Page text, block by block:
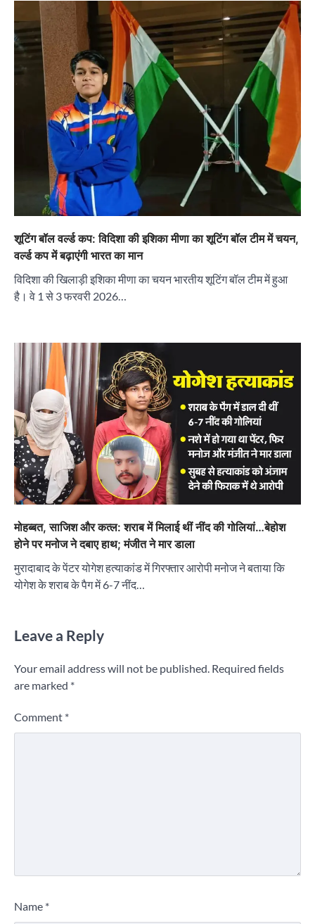
शूटिंग बॉल वर्ल्ड कप: विदिशा की इशिका मीणा का शूटिंग बॉल टीम में चयन,
वर्ल्ड कप में बढ़ाएंगी भारत का मान
विदिशा की खिलाड़ी इशिका मीणा का चयन भारतीय शूटिंग बॉल टीम में हुआ
है। वे 1 से 3 फरवरी 2026…
मोहब्बत, साजिश और कत्ल: शराब में मिलाई थीं नींद की गोलियां…बेहोश
होने पर मनोज ने दबाए हाथ; मंजीत ने मार डाला
मुरादाबाद के पेंटर योगेश हत्याकांड में गिरफ्तार आरोपी मनोज ने बताया कि
योगेश के शराब के पैग में 6-7 नींद…
Leave a Reply
Your email address will not be published. Required fields
are marked *
Comment *
Name *